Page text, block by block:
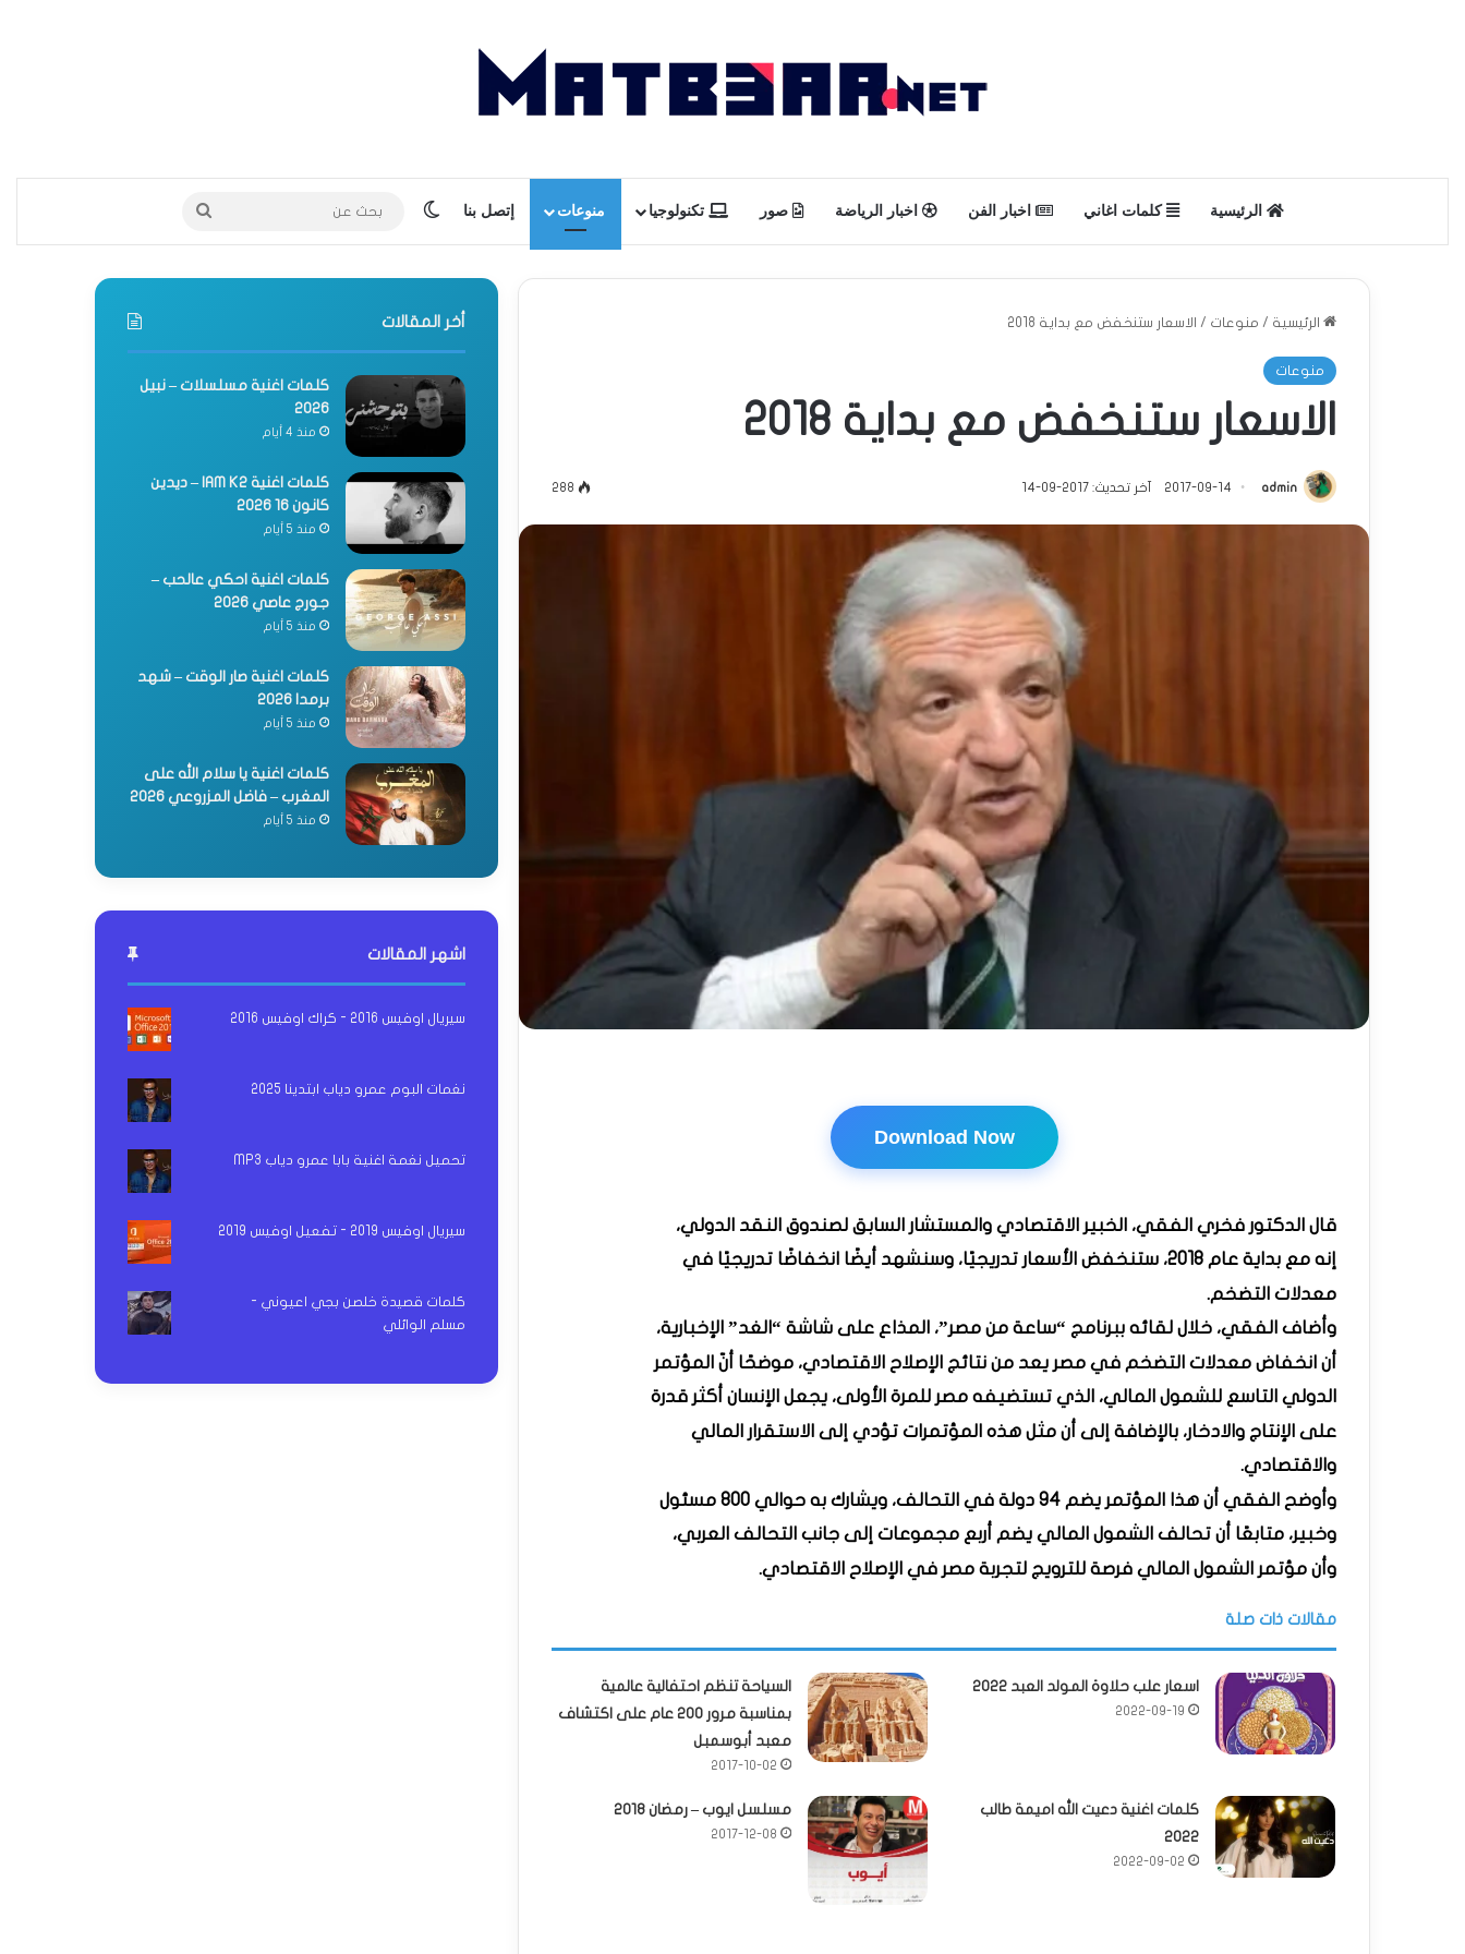
الرئيسية كلمات اغاني اخبار الفن اخبار الرياضة صور تكنولوجيا منوعات إتصل بنا الوضع المظلم بحث
عن
الرئيسية / منوعات / الاسعار ستنخفض مع بداية 2018
منوعات
الاسعار ستنخفض مع بداية 2018
admin
2017-09-14 آخر تحديث: 2017-09-14 288
Download Now
قال الدكتور فخري الفقي، الخبير الاقتصادي والمستشار السابق لصندوق النقد الدولي،
إنه مع بداية عام 2018، ستنخفض الأسعار تدريجيًا، وسنشهد أيضًا انخفاضًا تدريجيًا في
معدلات التضخم.
وأضاف الفقي، خلال لقائه ببرنامج “ساعة من مصر”، المذاع على شاشة “الغد” الإخبارية،
أن انخفاض معدلات التضخم في مصر يعد من نتائج الإصلاح الاقتصادي، موضحًا أنّ المؤتمر
الدولي التاسع للشمول المالي، الذي تستضيفه مصر للمرة الأولى، يجعل الإنسان أكثر قدرة
على الإنتاج والادخار، بالإضافة إلى أن مثل هذه المؤتمرات تؤدي إلى الاستقرار المالي
والاقتصادي.
وأوضح الفقي أن هذا المؤتمر يضم 94 دولة في التحالف، ويشارك به حوالي 800 مسئول
وخبير، متابعًا أن تحالف الشمول المالي يضم أربع مجموعات إلى جانب التحالف العربي،
وأن مؤتمر الشمول المالي فرصة للترويج لتجربة مصر في الإصلاح الاقتصادي.
مقالات ذات صلة
اسعار علب حلاوة المولد العبد 2022
2022-09-19
السياحة تنظم احتفالية عالمية
بمناسبة مرور 200 عام على اكتشاف
معبد أبوسمبل
2017-10-02
كلمات اغنية دعيت الله اميمة طالب
2022
2022-09-02
مسلسل ايوب – رمضان 2018
2017-12-08
أخر المقالات
كلمات اغنية مسلسلات – نبيل
2026
منذ 4 أيام
كلمات اغنية IAM K2 – ديدين
كانون 16 2026
منذ 5 أيام
كلمات اغنية احكي عالحب –
جورج عاصي 2026
منذ 5 أيام
كلمات اغنية صار الوقت – شهد
برمدا 2026
منذ 5 أيام
كلمات اغنية يا سلام الله على
المغرب – فاضل المزروعي 2026
منذ 5 أيام
اشهر المقالات
سيريال اوفيس 2016 - كراك اوفيس 2016
نغمات البوم عمرو دياب ابتدينا 2025
تحميل نغمة اغنية بابا عمرو دياب MP3
سيريال اوفيس 2019 - تفعيل اوفيس 2019
كلمات قصيدة خلصن بجي اعيوني -
مسلم الوائلي